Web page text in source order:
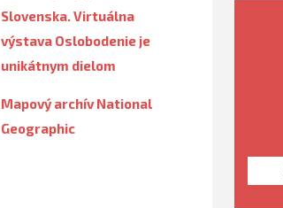
Slovenska. Virtuálna
výstava Oslobodenie je
unikátnym dielom
Mapový archív National
Geographic